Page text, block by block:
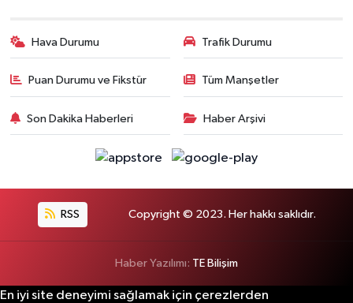
Hava Durumu Trafik Durumu
Puan Durumu ve Fikstür Tüm Manşetler
Son Dakika Haberleri Haber Arşivi
RSS Copyright © 2023. Her hakkı saklıdır.
Haber Yazılımı: TE Bilişim
En iyi site deneyimi sağlamak için çerezlerden